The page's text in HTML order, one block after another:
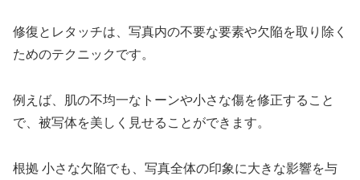
修復とレタッチは、写真内の不要な要素や欠陥を取り除く
ためのテクニックです。
例えば、肌の不均一なトーンや小さな傷を修正すること
で、被写体を美しく見せることができます。
根拠 小さな欠陥でも、写真全体の印象に大きな影響を与